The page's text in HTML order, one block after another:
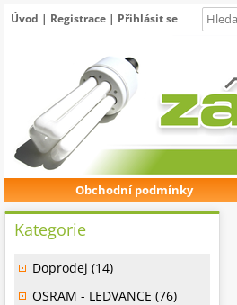
Úvod | Registrace | Přihlásit se
Obchodní podmínky
Kategorie
Doprodej (14)
OSRAM - LEDVANCE (76)